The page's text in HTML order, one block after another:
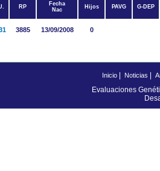
RP
Fecha
Nac
Hijos PAVG G-DEP
3885 13/09/2008 0
Inicio| Noticias
Evaluaciones